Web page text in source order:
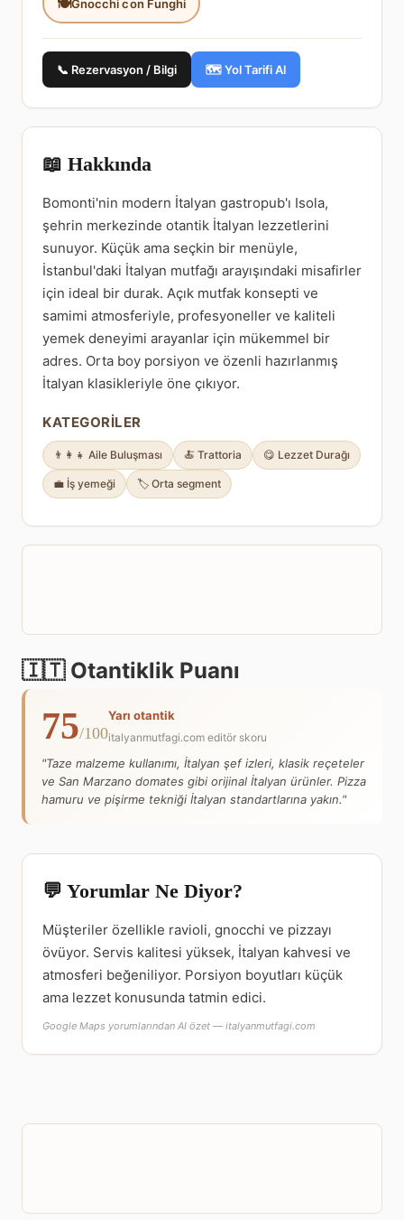
Gnocchi con Funghi
📞 Rezervasyon / Bilgi 🗺️ Yol Tarifi Al
📖 Hakkında
Bomonti'nin modern İtalyan gastropub'ı Isola,
şehrin merkezinde otantik İtalyan lezzetlerini
sunuyor. Küçük ama seçkin bir menüyle,
İstanbul'daki İtalyan mutfağı arayışındaki misafirler
için ideal bir durak. Açık mutfak konsepti ve
samimi atmosferiyle, profesyoneller ve kaliteli
yemek deneyimi arayanlar için mükemmel bir
adres. Orta boy porsiyon ve özenli hazırlanmış
İtalyan klasikleriyle öne çıkıyor.
KATEGORILER
👨‍👩‍👧 Aile Buluşması 🍝 Trattoria 😋 Lezzet Durağı
💼 İş yemeği 🏷️ Orta segment
🇮🇹 Otantiklik Puanı
75/100
Yarı otantik
italyanmutfagi.com editör skoru
"Taze malzeme kullanımı, İtalyan şef izleri, klasik reçeteler
ve San Marzano domates gibi orijinal İtalyan ürünler. Pizza
hamuru ve pişirme tekniği İtalyan standartlarına yakın."
💬 Yorumlar Ne Diyor?
Müşteriler özellikle ravioli, gnocchi ve pizzayı
övüyor. Servis kalitesi yüksek, İtalyan kahvesi ve
atmosferi beğeniliyor. Porsiyon boyutları küçük
ama lezzet konusunda tatmin edici.
Google Maps yorumlarından AI özet — italyanmutfagi.com